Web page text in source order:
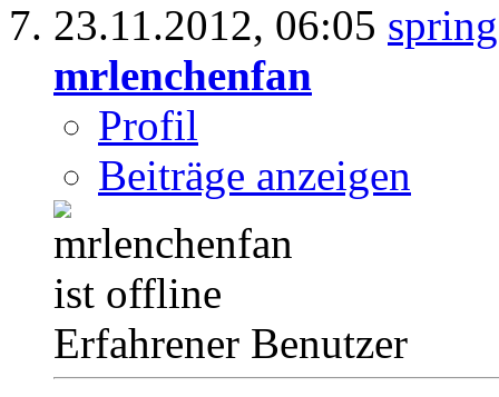
23.11.2012, 06:05
mrlenchenfan
Profil
Beiträge anzeigen
Erfahrener Benutzer